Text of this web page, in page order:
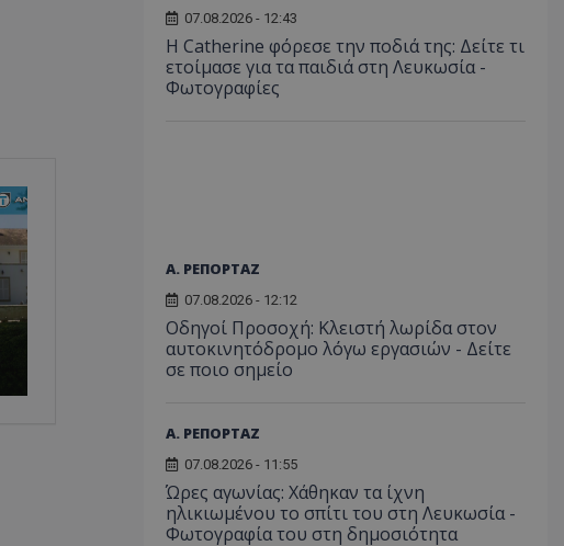
07.08.2026 - 12:43
Η Catherine φόρεσε την ποδιά της: Δείτε τι
ετοίμασε για τα παιδιά στη Λευκωσία -
Φωτογραφίες
Α. ΡΕΠΟΡΤΑΖ
07.08.2026 - 12:12
Οδηγοί Προσοχή: Κλειστή λωρίδα στον
αυτοκινητόδρομο λόγω εργασιών - Δείτε
σε ποιο σημείο
Α. ΡΕΠΟΡΤΑΖ
07.08.2026 - 11:55
Ώρες αγωνίας: Χάθηκαν τα ίχνη
ηλικιωμένου το σπίτι του στη Λευκωσία -
Φωτογραφία του στη δημοσιότητα